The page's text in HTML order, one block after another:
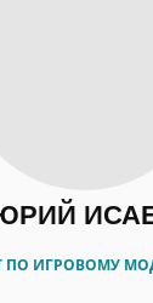
ПО ИГРОВОМУ